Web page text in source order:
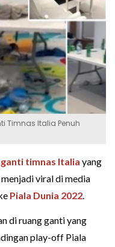
Timnas Italia Penuh
timnas Italia yang
menjadi viral di media
Piala Dunia 2022.
di ruang ganti yang
play-off Piala